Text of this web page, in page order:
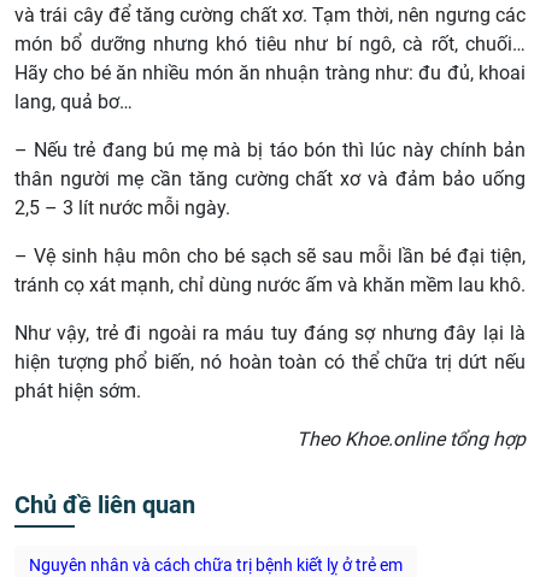
và trái cây để tăng cường chất xơ. Tạm thời, nên ngưng các
món bổ dưỡng nhưng khó tiêu như bí ngô, cà rốt, chuối…
Hãy cho bé ăn nhiều món ăn nhuận tràng như: đu đủ, khoai
lang, quả bơ…
– Nếu trẻ đang bú mẹ mà bị táo bón thì lúc này chính bản
thân người mẹ cần tăng cường chất xơ và đảm bảo uống
2,5 – 3 lít nước mỗi ngày.
– Vệ sinh hậu môn cho bé sạch sẽ sau mỗi lần bé đại tiện,
tránh cọ xát mạnh, chỉ dùng nước ấm và khăn mềm lau khô.
Như vậy, trẻ đi ngoài ra máu tuy đáng sợ nhưng đây lại là
hiện tượng phổ biến, nó hoàn toàn có thể chữa trị dứt nếu
phát hiện sớm.
Theo Khoe.online tổng hợp
Chủ đề liên quan
Nguyên nhân và cách chữa trị bệnh kiết lỵ ở trẻ em